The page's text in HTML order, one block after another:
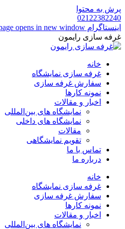
پرش به محتوا
02122382240
اینستاگرام page opens in new window
غرفه سازی رایمون
خانه
غرفه سازی نمایشگاه
سفارش غرفه سازی
نمونه کارها
اخبار و مقالات
نمایشگاه های بین‌المللی
نمایشگاه های داخلی
مقالات
تقویم نمایشگاهی
تماس با ما
درباره ما
خانه
غرفه سازی نمایشگاه
سفارش غرفه سازی
نمونه کارها
اخبار و مقالات
نمایشگاه های بین‌المللی